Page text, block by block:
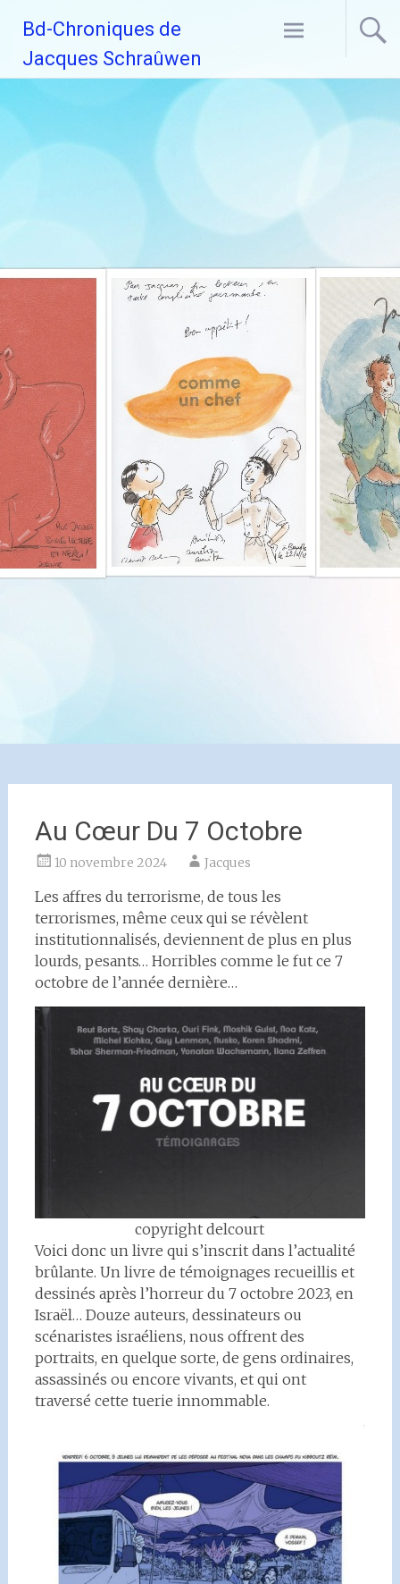
contenu
principal
Bd-Chroniques de
Jacques Schraûwen
Au Cœur Du 7 Octobre
10 novembre 2024 Jacques
Les affres du terrorisme, de tous les
terrorismes, même ceux qui se révèlent
institutionnalisés, deviennent de plus en plus
lourds, pesants… Horribles comme le fut ce 7
octobre de l’année dernière…
copyright delcourt
Voici donc un livre qui s’inscrit dans l’actualité
brûlante. Un livre de témoignages recueillis et
dessinés après l’horreur du 7 octobre 2023, en
Israël… Douze auteurs, dessinateurs ou
scénaristes israéliens, nous offrent des
portraits, en quelque sorte, de gens ordinaires,
assassinés ou encore vivants, et qui ont
traversé cette tuerie innommable.